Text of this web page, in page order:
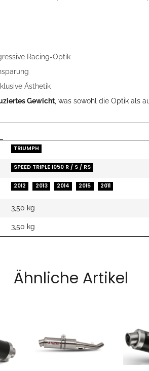
Racing-Optik
Ästhetik
Gewicht , was sowohl die Optik als
TRIUMPH
SPEED TRIPLE 1050 R / S / RS
2012 2013 2014 2015 2011
3,50 kg
3,50 kg
Ähnliche Artikel